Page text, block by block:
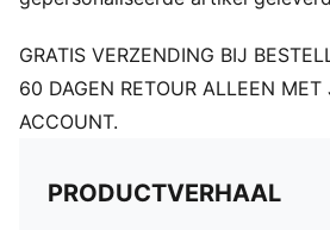
GRATIS VERZENDING BIJ
60 DAGEN RETOUR ALLEEN
ACCOUNT.
PRODUCTVERHAAL